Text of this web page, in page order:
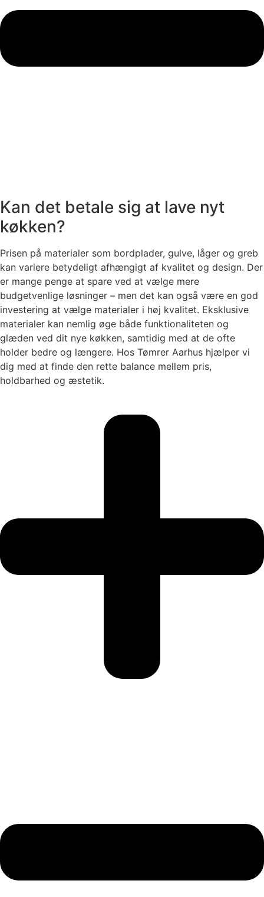
Kan det betale sig at lave nyt
køkken?
Prisen på materialer som bordplader, gulve, låger og greb
kan variere betydeligt afhængigt af kvalitet og design. Der
er mange penge at spare ved at vælge mere
budgetvenlige løsninger – men det kan også være en god
investering at vælge materialer i høj kvalitet. Eksklusive
materialer kan nemlig øge både funktionaliteten og
glæden ved dit nye køkken, samtidig med at de ofte
holder bedre og længere. Hos Tømrer Aarhus hjælper vi
dig med at finde den rette balance mellem pris,
holdbarhed og æstetik.